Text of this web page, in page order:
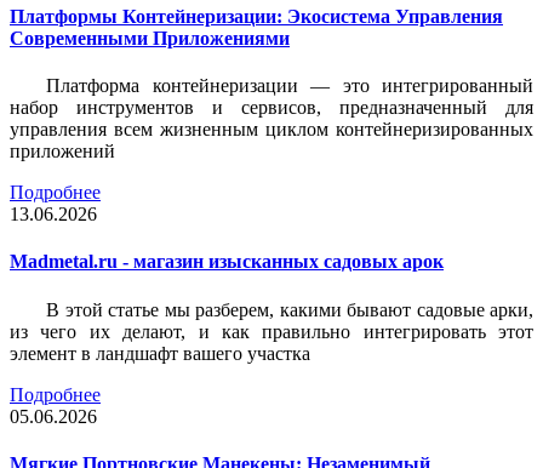
Платформы Контейнеризации: Экосистема Управления
Современными Приложениями
Платформа контейнеризации — это интегрированный
набор инструментов и сервисов, предназначенный для
управления всем жизненным циклом контейнеризированных
приложений
Подробнее
13.06.2026
Madmetal.ru - магазин изысканных садовых арок
В этой статье мы разберем, какими бывают садовые арки,
из чего их делают, и как правильно интегрировать этот
элемент в ландшафт вашего участка
Подробнее
05.06.2026
Мягкие Портновские Манекены: Незаменимый